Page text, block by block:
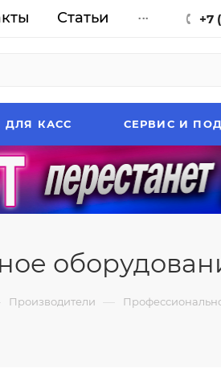
Статьи ... +7
ДЛЯ КАСС СЕРВИС И
Производители —